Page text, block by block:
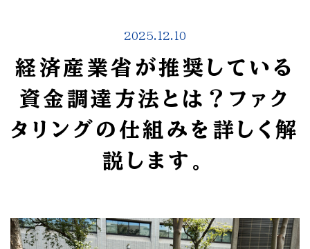
2025.12.10
経済産業省が推奨している
資金調達方法とは？ファク
タリングの仕組みを詳しく解
説します。